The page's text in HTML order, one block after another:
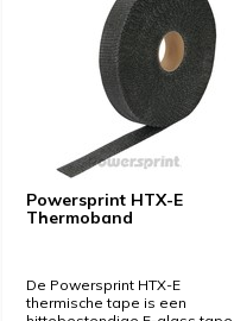
Powersprint HTX-E
Thermoband
De Powersprint HTX-E
thermische tape is een